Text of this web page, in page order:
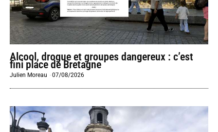
Alcool, drogue et groupes dangereux : c’est
fini place de Bretagne
Julien Moreau -07/08/2026